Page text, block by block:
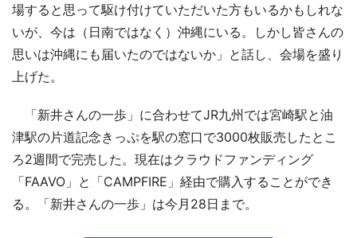
場すると思って駆け付けていただいた方もいるかもしれな
いが、今は（日南ではなく）沖縄にいる。しかし皆さんの
思いは沖縄にも届いたのではないか」と話し、会場を盛り
上げた。
「新井さんの一歩」に合わせてJR九州では宮崎駅と油
津駅の片道記念きっぷを駅の窓口で3000枚販売したとこ
ろ2週間で完売した。現在はクラウドファンディング
「FAAVO」と「CAMPFIRE」経由で購入することができ
る。「新井さんの一歩」は今月28日まで。